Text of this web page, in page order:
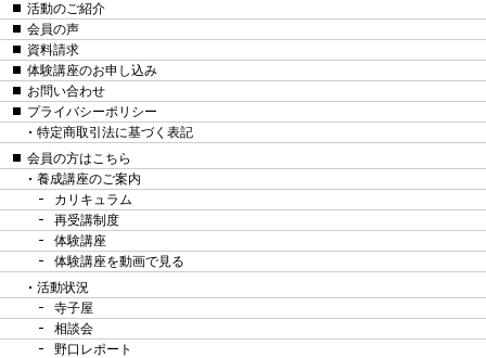
活動のご紹介
会員の声
資料請求
体験講座のお申し込み
お問い合わせ
プライバシーポリシー
特定商取引法に基づく表記
会員の方はこちら
養成講座のご案内
カリキュラム
再受講制度
体験講座
体験講座を動画で見る
活動状況
寺子屋
相談会
野口レポート